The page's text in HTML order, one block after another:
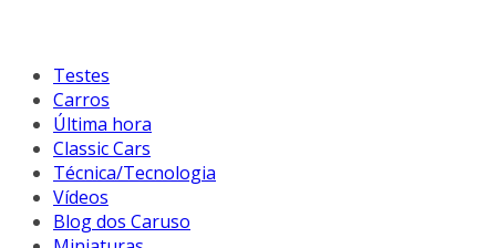
Testes
Carros
Última hora
Classic Cars
Técnica/Tecnologia
Vídeos
Blog dos Caruso